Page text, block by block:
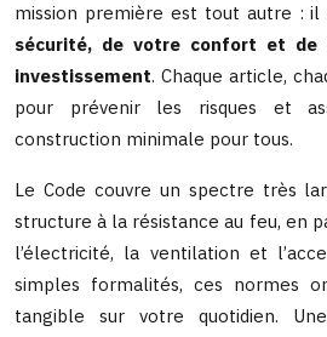
mission première est tout autre : il
sécurité, de votre confort et de
investissement. Chaque article,
pour prévenir les risques et
construction minimale pour tous.
Le Code couvre un spectre très
structure à la résistance au feu, en
l’électricité, la ventilation et
simples formalités, ces normes
tangible sur votre quotidien.